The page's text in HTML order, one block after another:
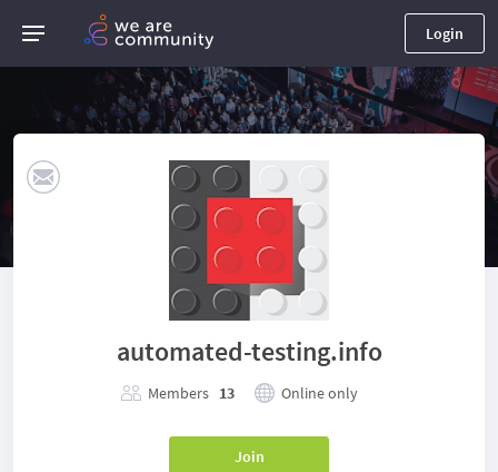
Login
automated-testing.info
Members 13 Online only
Join